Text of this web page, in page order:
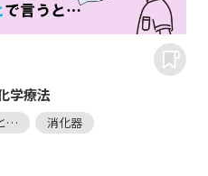
学療法
… 消化器